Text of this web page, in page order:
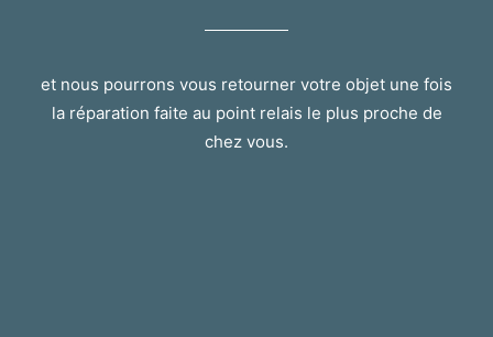
et nous pourrons vous retourner votre objet une fois
la réparation faite au point relais le plus proche de
chez vous.